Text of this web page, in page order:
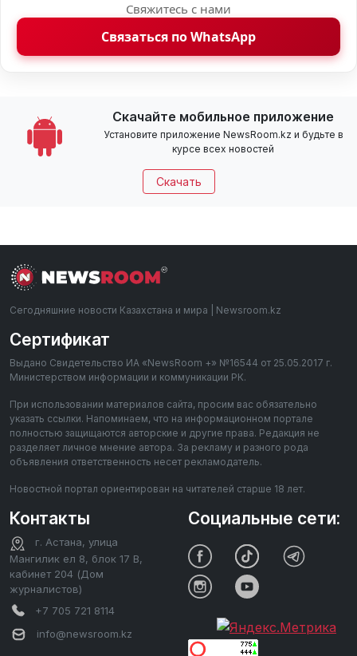
Свяжитесь с нами
Связаться по WhatsApp
Скачайте мобильное приложение
Установите приложение NewsRoom.kz и будьте в
курсе всех новостей
Скачать
Сегодняшние новости Казахстана и мира | Newsroom.kz
Сертификат
Выдано Свидетельство ИА «NewsRoom +» №16544 от 25.05.2017 г.
Министерством информации и коммуникации РК.
При использовании материалов сайта, просим вас обязательно
указать ссылки. Напоминаем, что на информационном портале
полностью защищаются авторские и другие права. Редакция не
разделяет личное мнение автора. За рекламу и разного рода
объявления ответственность несет рекламодатель.
Новостной портал ориентирован на читателей старше 18 лет.
Контакты
г. Астана, улица
Мангилик ел 8, блок 17 В,
кабинет 204 (Дом
журналистов)
+7 705 721 8114
info@newsroom.kz
Социальные сети: